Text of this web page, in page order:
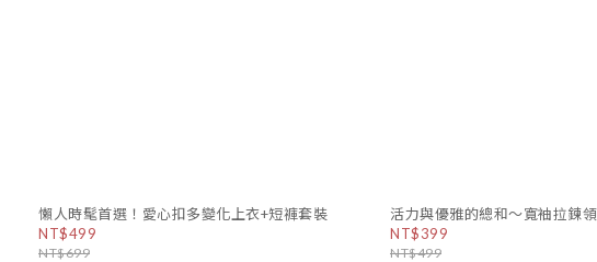
懶人時髦首選！愛心扣多變化上衣+短褲套裝
NT$499
NT$699
活力與優雅的總和～寬袖拉鍊
NT$399
NT$499